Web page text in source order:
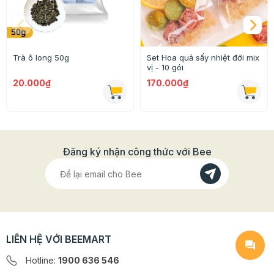
Thông tin chi tiết:
- Thành phần: 100% hồng trà
Trà ô long 50g
20.000₫
Set Hoa quả sấy nhiệt đới mix
vị - 10 gói
170.000₫
Đăng ký nhận công thức với Bee
LIÊN HỆ VỚI BEEMART
Hotline: 1900 636 546